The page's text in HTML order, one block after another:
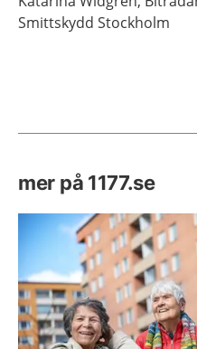
Smittskydd Stockholm
mer på 1177.se